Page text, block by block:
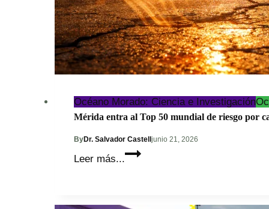
Océano Morado: Ciencia e Investigación
Mérida entra al Top 50 mundial de riesgo por
ByDr. Salvador Castelljunio 21, 2026
Leer más...
Mérida